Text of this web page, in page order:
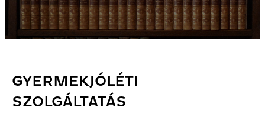
GYERMEKJÓLÉTI
SZOLGÁLTATÁS